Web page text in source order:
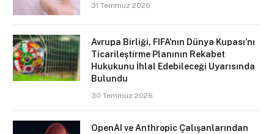
31 Temmuz 2026
Avrupa Birliği, FIFA’nın Dünya Kupası’nı
Ticarileştirme Planının Rekabet
Hukukunu İhlal Edebileceği Uyarısında
Bulundu
30 Temmuz 2026
OpenAI ve Anthropic Çalışanlarından